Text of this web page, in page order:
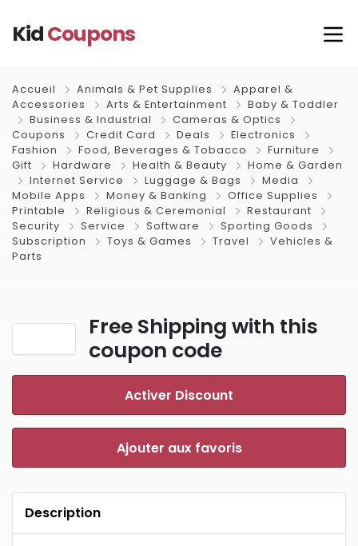
KidCoupons
Accueil Animals & Pet Supplies
Apparel &
Accessories
Arts & Entertainment
Baby & Toddler
Business & Industrial
Cameras & Optics
Coupons
Credit Card Deals
Electronics
Fashion
Food, Beverages & Tobacco
Furniture
Gift
Hardware Health & Beauty
Home & Garden
Internet Service
Luggage & Bags
Media
Mobile Apps
Money & Banking
Office Supplies
Printable
Religious & Ceremonial
Restaurant
Security
Service Software
Sporting Goods
Subscription
Toys & Games Travel
Vehicles &
Parts
Free Shipping with this
coupon code
Activer Discount
Ajouter aux favoris
Description